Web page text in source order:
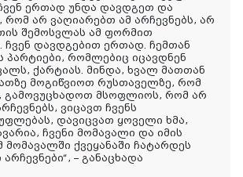
ერთად უნდა დავდგეთ და
არ ვაღიარებთ ამ არჩევნებს, არ
შემოსვლას ამ ფორმით
ჩვენ დავდგებით ერთად. ჩემთან
პარტიები, რომლებიც იცავდნენ
ქარტიას. მინდა, ხვალ მათთან
მოგიწვიოთ რუსთაველზე, რომ
გამოვუცხადოთ მსოფლიოს, რომ არ
ვიცავთ ჩვენს
დავიცვათ ყოველი ხმა,
ჩვენი მომავალი და იმის
მომავალში ქვეყანაში ჩატარდეს
– განაცხადა